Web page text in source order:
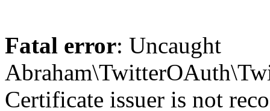
Fatal error: Uncaught
Certificate issuer is not